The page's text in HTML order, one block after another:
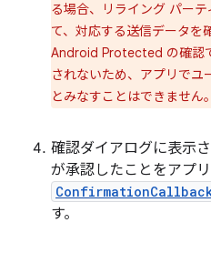
る場合、リライング パー
て、対応する送信データを
Android Protected の確認
されないため、アプリでユ
とみなすことはできません。
確認ダイアログに表示
が承認したことをアプ
す。